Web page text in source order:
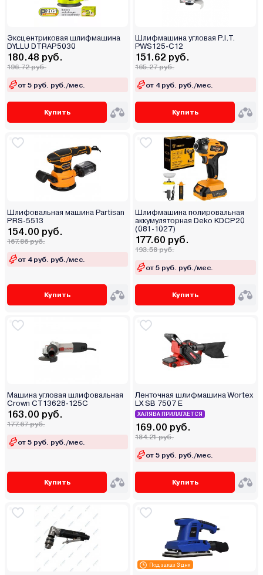
Эксцентриковая шлифмашина
DYLLU DTRAP5030
180.48 руб.
196.72 руб.
от 5 руб. руб./мес.
Купить
Шлифмашина угловая P.I.T.
PWS125-C12
151.62 руб.
165.27 руб.
от 4 руб. руб./мес.
Купить
Шлифовальная машина Partisan
PRS-5513
154.00 руб.
167.86 руб.
от 4 руб. руб./мес.
Купить
Шлифмашина полировальная
аккумуляторная Deko KDCP20
(081-1027)
177.60 руб.
193.58 руб.
от 5 руб. руб./мес.
Купить
Машина угловая шлифовальная
Crown CT13628-125C
163.00 руб.
177.67 руб.
от 5 руб. руб./мес.
Купить
Ленточная шлифмашина Wortex
LX SB 7507 E
ХАЛЯВА ПРИЛАГАЕТСЯ
169.00 руб.
184.21 руб.
от 5 руб. руб./мес.
Купить
Под заказ 3 дня